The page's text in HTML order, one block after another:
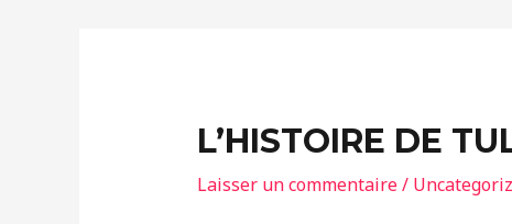
L’HISTOIRE DE
Laisser un commentaire/